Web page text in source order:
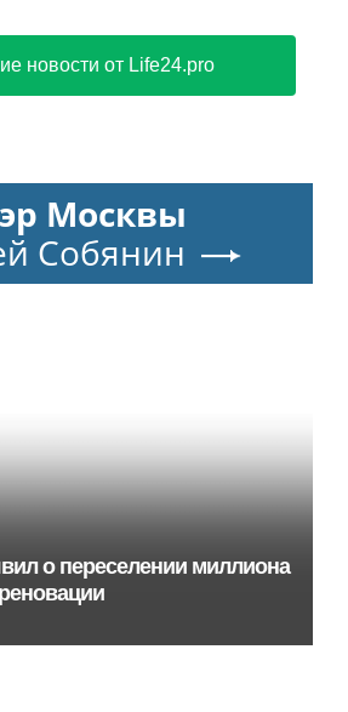
новости от Life24.pro
Москвы
Собянин
о переселении миллиона